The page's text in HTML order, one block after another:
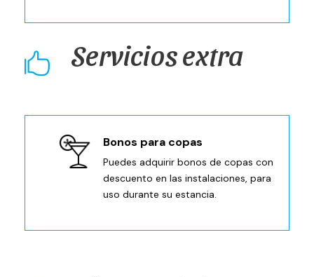
Servicios extra
Bonos para copas
Puedes adquirir bonos de copas con
descuento en las instalaciones, para
uso durante su estancia.